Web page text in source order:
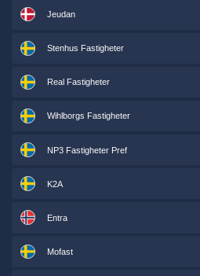
Jeudan
Stenhus Fastigheter
Real Fastigheter
Wihlborgs Fastigheter
NP3 Fastigheter Pref
K2A
Entra
Mofast